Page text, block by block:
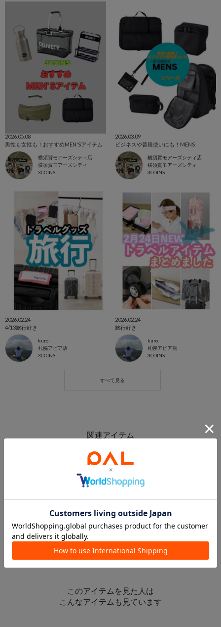
2026.05.08
男性も女性も！おすすめMEN'Sアイテム
横須賀モアーズシティ店
横須賀モアーズシティ
3COINS
2026.03.09
ビジネスや普段使いにも！MENS
横須賀モアーズシティ店
横須賀モアーズシティ
3COINS
2026.02.24
4/13旅行好き
kuro
札幌アピア店
3COINS
2026.02.24
旅行好き
kuro
札幌アピア店
3COINS
5％OFFクーポン
3COINS
DELIVERYドリンクホルダー：M
¥550
5％OFFクーポン
3COINS
PP保冷買い物バッグ
このアイテムを見た人は
こんなアイテムも見ています